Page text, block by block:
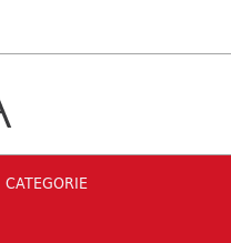
CATEGORIE